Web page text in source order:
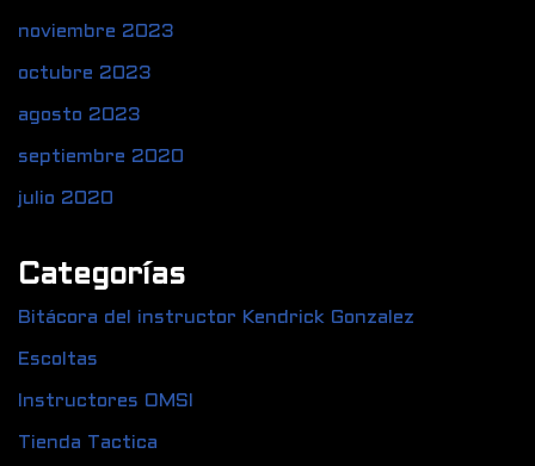
noviembre 2023
octubre 2023
agosto 2023
septiembre 2020
julio 2020
Categorías
Bitácora del instructor Kendrick Gonzalez
Escoltas
Instructores OMSI
Tienda Tactica